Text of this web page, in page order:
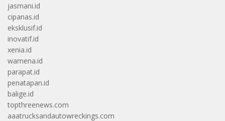
jasmani.id
cipanas.id
eksklusif.id
inovatif.id
xenia.id
wamena.id
parapat.id
penatapan.id
balige.id
topthreenews.com
aaatrucksandautowreckings.com